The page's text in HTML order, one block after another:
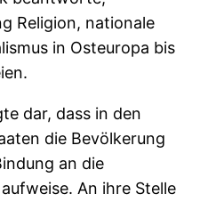
Religion, nationale
in Osteuropa bis
dar, dass in den
die Bevölkerung
an die
An ihre Stelle